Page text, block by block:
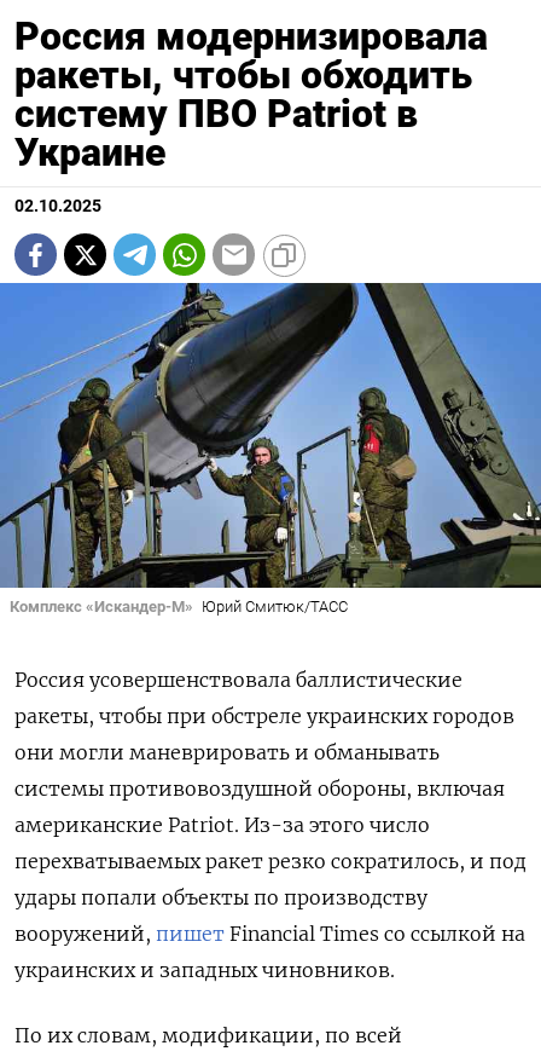
Россия модернизировала
ракеты, чтобы обходить
систему ПВО Patriot в
Украине
02.10.2025
Комплекс «Искандер-М» Юрий Смитюк/ТАСС
Россия усовершенствовала баллистические
ракеты, чтобы при обстреле украинских городов
они могли маневрировать и обманывать
системы противовоздушной обороны, включая
американские Patriot. Из-за этого число
перехватываемых ракет резко сократилось, и под
удары попали объекты по производству
вооружений, пишет Financial Times со ссылкой на
украинских и западных чиновников.
По их словам, модификации, по всей